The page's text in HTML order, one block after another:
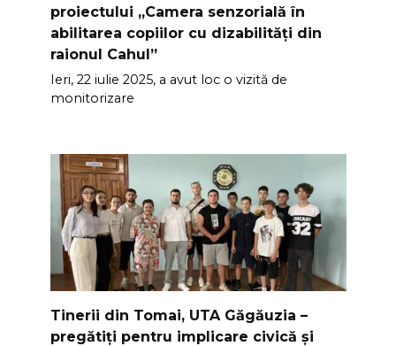
proiectului „Camera senzorială în
abilitarea copiilor cu dizabilități din
raionul Cahul”
Ieri, 22 iulie 2025, a avut loc o vizită de
monitorizare
Tinerii din Tomai, UTA Găgăuzia –
pregătiți pentru implicare civică și